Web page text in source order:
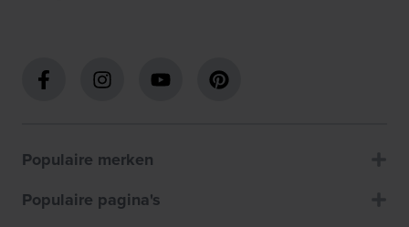
Populaire merken
Populaire pagina's